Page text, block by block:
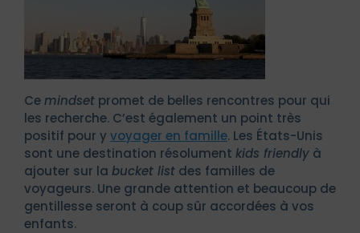
Cemindset promet de belles rencontres pour qui
les recherche. C’est également un point très
positif pour y voyager en famille. Les États-Unis
sont une destination résolument kids friendly à
ajouter sur la bucket list des familles de
voyageurs. Une grande attention et beaucoup de
gentillesse seront à coup sûr accordées à vos
enfants.